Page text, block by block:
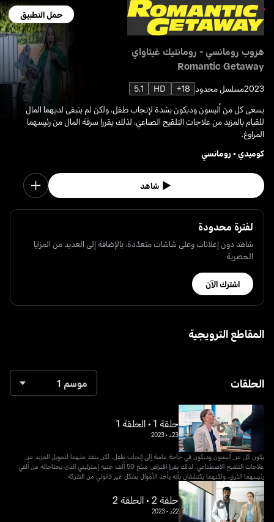
حمل التطبيق
هروب رومانسي - رومانتيك غيتاواي
Romantic Getaway
2023مسلسل محدود 18+
HD
5.1
يسعى كل من أليسون وديكون بشدة لإنجاب طفل، ولكن لم يتبقى لديهما المال
للقيام بالمزيد من علاجات التلقيح الصناعي، لذلك يقررا سرقة المال من رئيسهما
المراوغ.
كوميدي•رومانسي
شاهد
لفترة محدودة
شاهد دون إعلانات وعلى شاشات متعدّدة، بالإضافة إلى العديد من المزايا
الحصرية
اشترك الآن
المقاطع الترويجية
الحلقات موسم 1
حلقة 1 • الحلقة 1
23د •
2023
يكون كل من أليسون وديكون في حاجة ماسة إلى إنجاب طفل، لكن ينفذ منهما لتمويل المزيد من
علاجات التلقيح الاصطناعي. لذلك يقررا اقتراض مبلغ 50 ألف جنيه إسترليني الذي يحتاجانه من ألفي
رئيسهما الثري، ولكنهما يكتشفان بأنه يأخذ الأموال بشكل غير قانوني من الشركة
حلقة 2 • الحلقة 2
22د •
2023